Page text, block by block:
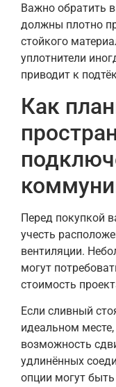
Важно обратить
должны плотно
стойкого
уплотнители
приводит к
Как
Перед покупкой
учесть
вентиляции.
могут
стоимость
Если сливный
идеальном месте,
возможность
удлинённых
опции могут